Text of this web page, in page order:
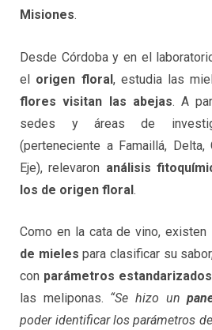
Misiones.
Desde Córdoba y en el
el origen floral, estudia las
flores visitan las abejas. A
sedes y áreas de
(perteneciente a Famaillá,
Eje), relevaron análisis
los de origen floral.
Como en la cata de vino, existen
de mieles para clasificar su
con parámetros estandarizados
las meliponas. “Se hizo un
poder identificar los parámetros